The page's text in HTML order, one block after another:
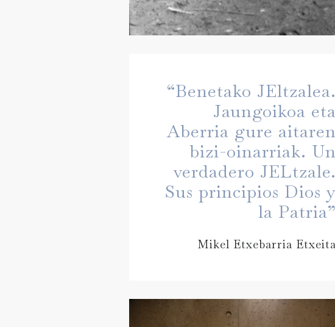
“Benetako JEltzalea.
Jaungoikoa eta
Aberria gure aitaren
bizi-oinarriak. Un
verdadero JELtzale.
Sus principios Dios y
la Patria”
Mikel Etxebarria Etxeita